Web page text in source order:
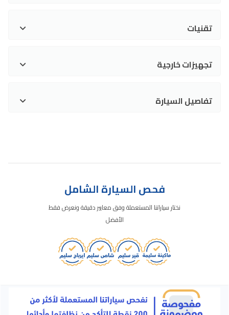
تقنيات
تجهيزات خارجية
تفاصيل السيارة
فحص السيارة الشامل
نختار سياراتنا المستعملة وفق معايير دقيقة ونعرض فقط
الأفضل